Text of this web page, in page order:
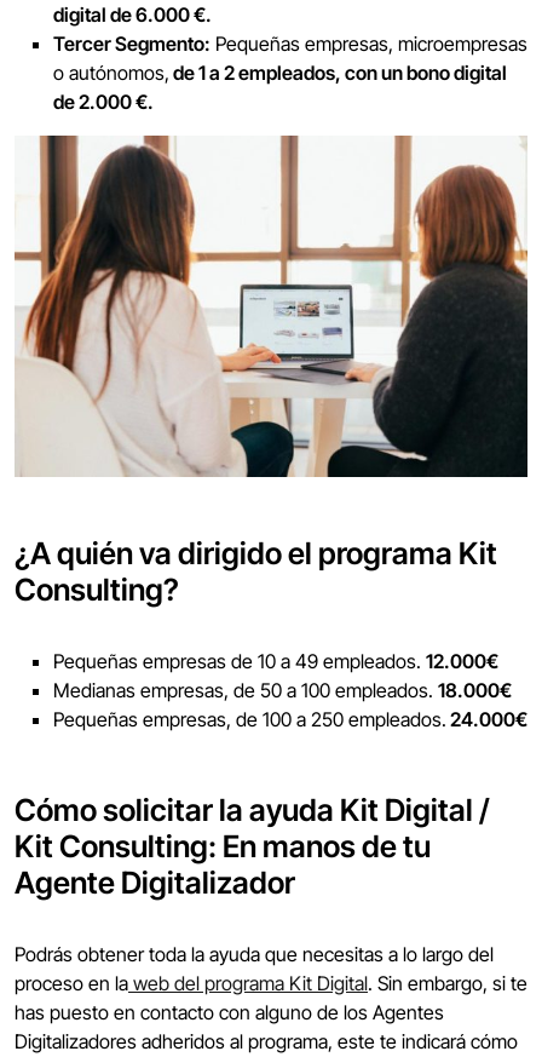
digital de 6.000 €.
Tercer Segmento: Pequeñas empresas, microempresas
o autónomos, de 1 a 2 empleados, con un bono digital
de 2.000 €.
¿A quién va dirigido el programa Kit
Consulting?
Pequeñas empresas de 10 a 49 empleados. 12.000€
Medianas empresas, de 50 a 100 empleados. 18.000€
Pequeñas empresas, de 100 a 250 empleados. 24.000€
Cómo solicitar la ayuda Kit Digital /
Kit Consulting: En manos de tu
Agente Digitalizador
Podrás obtener toda la ayuda que necesitas a lo largo del
proceso en la web del programa Kit Digital. Sin embargo, si te
has puesto en contacto con alguno de los Agentes
Digitalizadores adheridos al programa, este te indicará cómo